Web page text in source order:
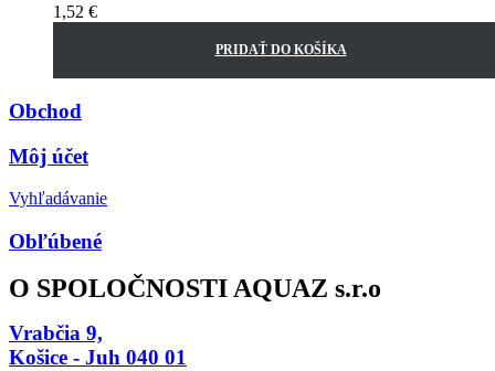
1,52 €
PRIDAŤ DO KOŠÍKA
Obchod
Môj účet
Vyhľadávanie
Obľúbené
O SPOLOČNOSTI AQUAZ s.r.o
Vrabčia 9,
Košice - Juh 040 01